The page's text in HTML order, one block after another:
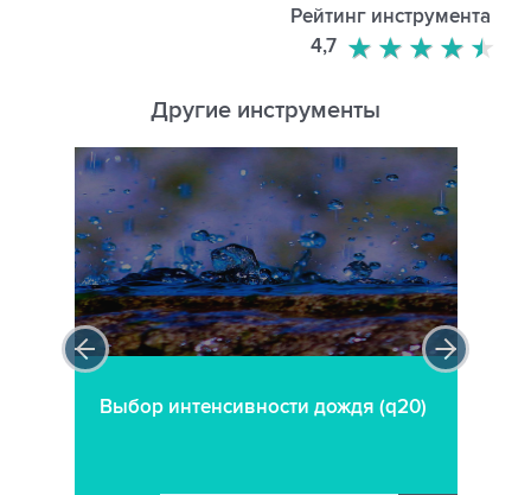
Рейтинг инструмента
4,7
Другие инструменты
Выбор интенсивности дождя (q20)